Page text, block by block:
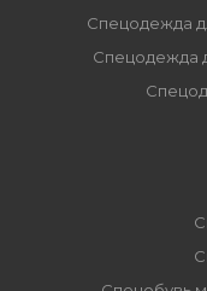
Спецодежда
Спецодежда